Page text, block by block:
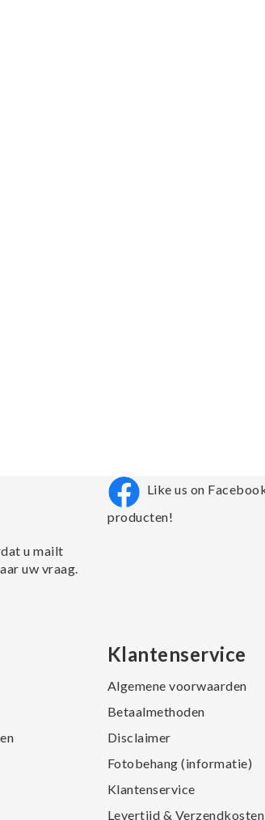
u mailt
uw vraag.
Like us on
producten!
Klantenservice
Algemene voorwaarden
Betaalmethoden
Disclaimer
Fotobehang (informatie)
Klantenservice
Levertijd & Verzendkosten